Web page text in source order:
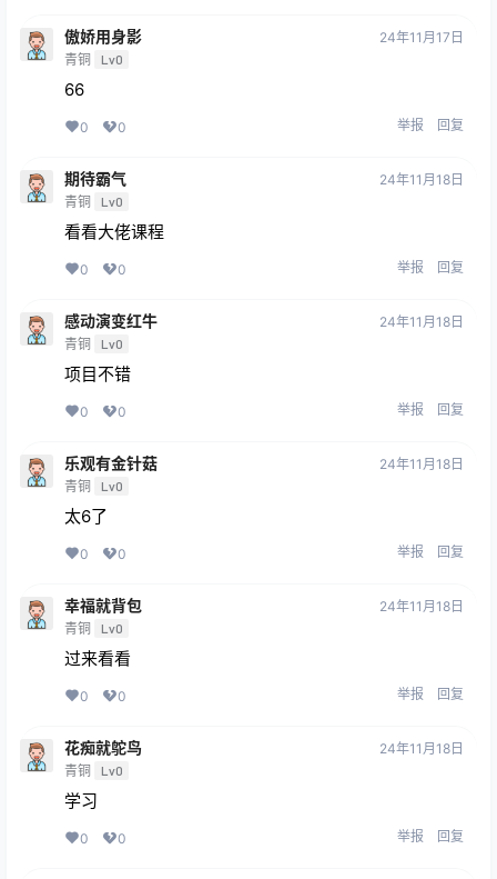
傲娇用身影
青铜 Lv0
24年11月17日
66
0 0 举报 回复
期待霸气
青铜 Lv0
24年11月18日
看看大佬课程
0 0 举报 回复
感动演变红牛
青铜 Lv0
24年11月18日
项目不错
0 0 举报 回复
乐观有金针菇
青铜 Lv0
24年11月18日
太6了
0 0 举报 回复
幸福就背包
青铜 Lv0
24年11月18日
过来看看
0 0 举报 回复
花痴就鸵鸟
青铜 Lv0
24年11月18日
学习
0 0 举报 回复